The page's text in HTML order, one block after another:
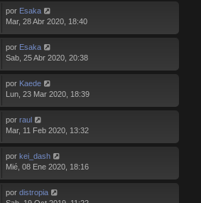
por Esaka
Mar, 28 Abr 2020, 18:40
por Esaka
Sab, 25 Abr 2020, 20:38
por Kaede
Lun, 23 Mar 2020, 18:39
por raul
Mar, 11 Feb 2020, 13:32
por kei_dash
Mié, 08 Ene 2020, 18:16
por distropia